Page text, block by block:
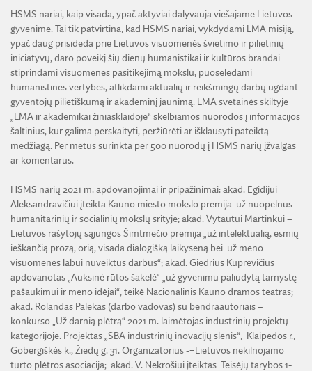
HSMS nariai, kaip visada, ypač aktyviai dalyvauja viešajame Lietuvos
gyvenime. Tai tik patvirtina, kad HSMS nariai, vykdydami LMA misiją,
ypač daug prisideda prie Lietuvos visuomenės švietimo ir pilietinių
iniciatyvų, daro poveikį šių dienų humanistikai ir kultūros brandai
stiprindami visuomenės pasitikėjimą mokslu, puoselėdami
humanistines vertybes, atlikdami aktualių ir reikšmingų darbų ugdant
gyventojų pilietiškumą ir akademinį jaunimą. LMA svetainės skiltyje
„LMA ir akademikai žiniasklaidoje“ skelbiamos nuorodos į informacijos
šaltinius, kur galima perskaityti, peržiūrėti ar išklausyti pateiktą
medžiagą. Per metus surinkta per 500 nuorodų į HSMS narių įžvalgas
ar komentarus.
HSMS narių 2021 m. apdovanojimai ir pripažinimai: akad. Egidijui
Aleksandravičiui įteikta Kauno miesto mokslo premija už nuopelnus
humanitarinių ir socialinių mokslų srityje; akad. Vytautui Martinkui –
Lietuvos rašytojų sąjungos Šimtmečio premija „už intelektualią, esmių
ieškančią prozą, orią, visada dialogišką laikyseną bei už meno
visuomenės labui nuveiktus darbus“; akad. Giedrius Kuprevičius
apdovanotas „Auksinė rūtos šakelė“ „už gyvenimu paliudytą tarnystę
pašaukimui ir meno idėjai“, teikė Nacionalinis Kauno dramos teatras;
akad. Rolandas Palekas (darbo vadovas) su bendraautoriais –
konkurso „Už darnią plėtrą“ 2021 m. laimėtojas industrinių projektų
kategorijoje. Projektas „SBA industrinių inovacijų slėnis“, Klaipėdos r.,
Gobergiškės k., Žiedų g. 31. Organizatorius -–Lietuvos nekilnojamo
turto plėtros asociacija; akad. V. Nekrošiui įteiktas Teisėjų tarybos 1-